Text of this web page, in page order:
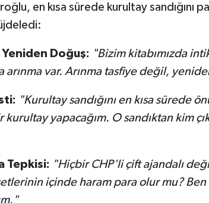
en kısa sürede kurultay sandığını
Yeniden Doğuş: "Bizim kitabımızda
arınma var. Arınma tasfiye değil,
"Kurultay sandığını en kısa sürede
kurultay yapacağım. O sandıktan kim
Tepkisi: "Hiçbir CHP'li çift ajandalı
içinde haram para olur mu? Ben